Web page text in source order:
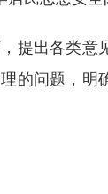
提出各类意
的问题，明